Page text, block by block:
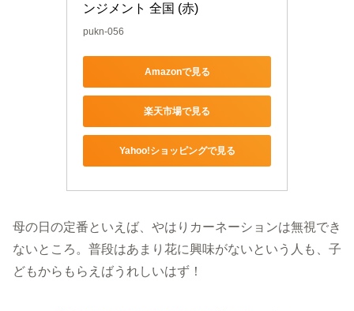
ンジメント 全国 (赤)
pukn-056
Amazonで見る
楽天市場で見る
Yahoo!ショッピングで見る
母の日の定番といえば、やはりカーネーションは無視でき
ないところ。普段はあまり花に興味がないという人も、子
どもからもらえばうれしいはず！